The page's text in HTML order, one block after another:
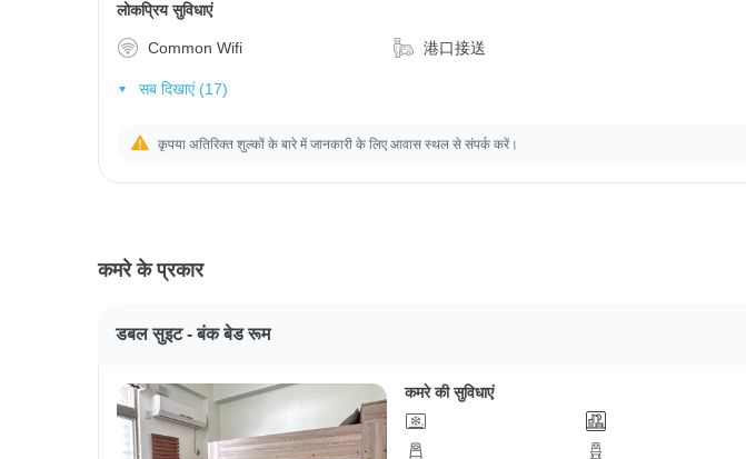
लोकप्रिय सुविधाएं
Common Wifi 港口接送
सब दिखाएं (17)
कृपया अतिरिक्त शुल्कों के बारे में जानकारी के लिए आवास स्थल से संपर्क करें।
कमरे के प्रकार
डबल सुइट - बंक बेड रूम
कमरे की सुविधाएं